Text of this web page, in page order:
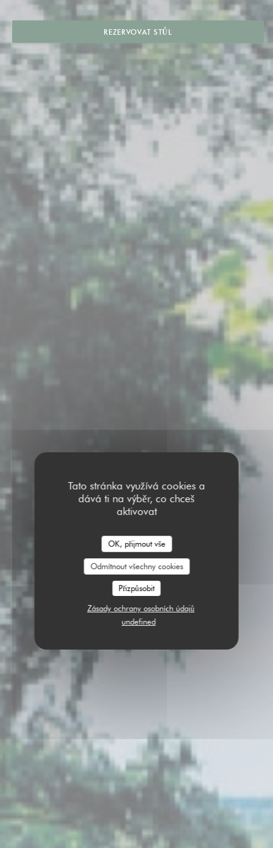
Tato stránka využívá cookies a
dává ti na výběr, co chceš
aktivovat
OK, přijmout vše
Odmítnout všechny cookies
Přizpůsobit
Zásady ochrany osobních údajů
undefined
REZERVOVAT STŮL